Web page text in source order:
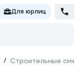
Для юрлиц
/ Строительные